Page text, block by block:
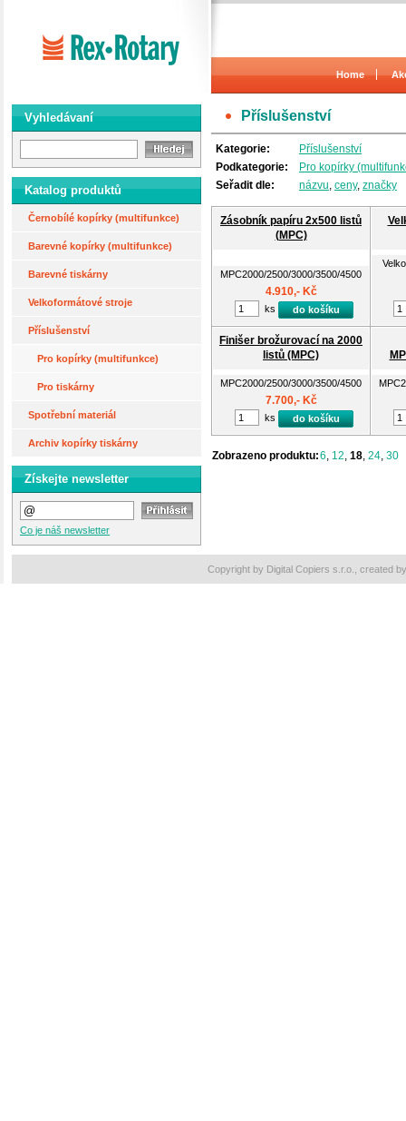
Vyhledávaní
Katalog produktů
Černobílé kopírky (multifunkce)
Barevné kopírky (multifunkce)
Barevné tiskárny
Velkoformátové stroje
Příslušenství
Pro kopírky (multifunkce)
Pro tiskárny
Spotřební materiál
Archiv kopírky tiskárny
Získejte newsletter
Co je náš newsletter
Home
Příslušenství
Kategorie:
Příslušenství
Podkategorie:
Pro kopírky
Seřadit dle:
názvu, ceny, značky
Zásobník papíru 2x500 listů
(MPC)
MPC2000/2500/3000/3500/4500
4.910,- Kč
ks do košíku
Finišer brožurovací na 2000
listů (MPC)
MPC2000/2500/3000/3500/4500
7.700,- Kč
ks do košíku
Zobrazeno produktu:6, 12, 18, 24, 30
Copyright by Digital Copiers s.r.o., created